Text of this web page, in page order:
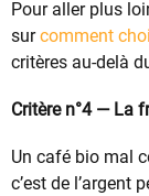
Pour aller plus
surcomment
critères au-delà
Critère n°4 — La
Un café bio mal
c’est de l’argent